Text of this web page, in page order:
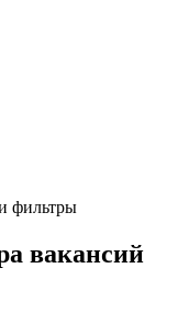
фильтры
вакансий